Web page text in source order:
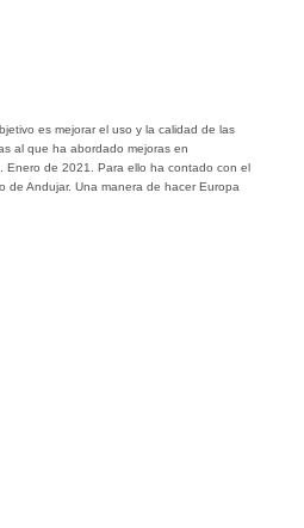
es mejorar el uso y la calidad de las
al que ha abordado mejoras en
Enero de 2021. Para ello ha contado con el
de Andujar. Una manera de hacer Europa